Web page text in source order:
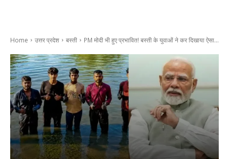
Home उत्तर प्रदेश बस्ती PM मोदी भी हुए प्रभावित! बस्ती के युवाओं ने कर दिखाया ऐसा...